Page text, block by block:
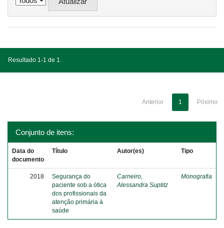
Resultado 1-1 de 1.
Anterior 1 Póximo
Conjunto de itens:
Data do
documento
Título Autor(es) Tipo
2018
Segurança do
paciente sob a ótica
dos profissionais da
atenção primária à
saúde
Carneiro,
Alessandra Suptitz
Monografia